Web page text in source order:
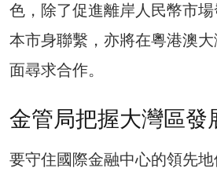
色，除了促進離岸人民幣市
本市身聯繫，亦將在粵港澳
面尋求合作。
金管局把握大灣區發
要守住國際金融中心的領先